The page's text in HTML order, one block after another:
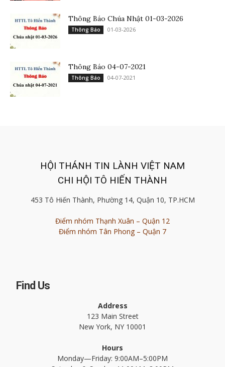
Thông Báo Chúa Nhật 01-03-2026
Thông Báo 01-03-2026
Thông Báo 04-07-2021
Thông Báo 04-07-2021
HỘI THÁNH TIN LÀNH VIỆT NAM
CHI HỘI TÔ HIẾN THÀNH
453 Tô Hiến Thành, Phường 14, Quận 10, TP.HCM
Điểm nhóm Thạnh Xuân – Quận 12
Điểm nhóm Tân Phong – Quận 7
Find Us
Address
123 Main Street
New York, NY 10001
Hours
Monday—Friday: 9:00AM–5:00PM